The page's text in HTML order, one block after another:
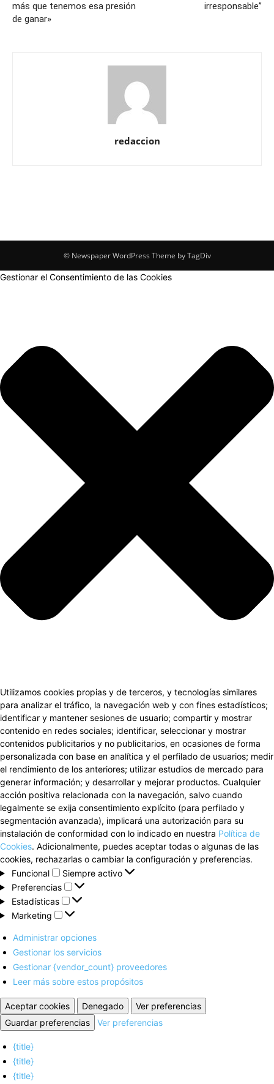
más que tenemos esa presión
de ganar»
irresponsable”
redaccion
© Newspaper WordPress Theme by TagDiv
Gestionar el Consentimiento de las Cookies
Utilizamos cookies propias y de terceros, y tecnologías similares
para analizar el tráfico, la navegación web y con fines estadísticos;
identificar y mantener sesiones de usuario; compartir y mostrar
contenido en redes sociales; identificar, seleccionar y mostrar
contenidos publicitarios y no publicitarios, en ocasiones de forma
personalizada con base en analítica y el perfilado de usuarios; medir
el rendimiento de los anteriores; utilizar estudios de mercado para
generar información; y desarrollar y mejorar productos. Cualquier
acción positiva relacionada con la navegación, salvo cuando
legalmente se exija consentimiento explícito (para perfilado y
segmentación avanzada), implicará una autorización para su
instalación de conformidad con lo indicado en nuestra Política de
Cookies. Adicionalmente, puedes aceptar todas o algunas de las
cookies, rechazarlas o cambiar la configuración y preferencias.
Funcional
Funcional
Siempre activo
Preferencias
Preferencias
Estadísticas
Estadísticas
Marketing
Marketing
Administrar opciones
Gestionar los servicios
Gestionar {vendor_count} proveedores
Leer más sobre estos propósitos
Aceptar cookies Denegado
Ver preferencias
Guardar preferencias
Ver preferencias
{title}
{title}
{title}